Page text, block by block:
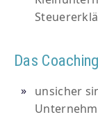
Das
unsicher